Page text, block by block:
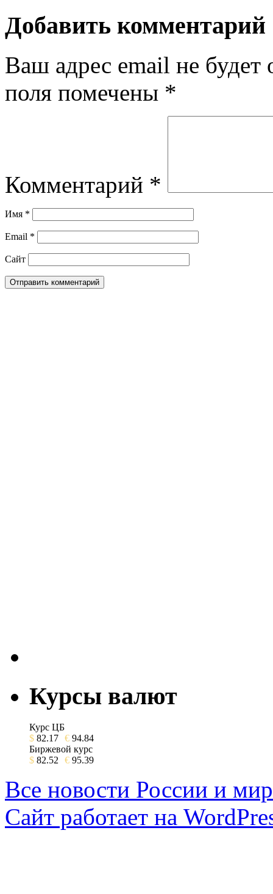
Добавить комментарий
Ваш адрес email не будет
поля помечены *
Комментарий *
Имя *
Email *
Сайт
Курсы валют
Курс ЦБ
$ 82.17 € 94.84
Биржевой курс
$ 82.52 € 95.39
Все новости России и
Сайт работает на